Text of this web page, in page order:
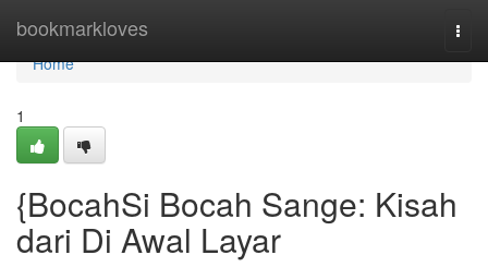
bookmarkloves
Home
Home
1
{BocahSi Bocah Sange: Kisah
dari Di Awal Layar